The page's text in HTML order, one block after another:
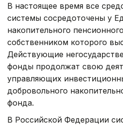
В настоящее время все
системы сосредоточены у
накопительного
собственником которого
Действующие
фонды продолжат свою
управляющих
добровольного
фонда.
В Российской Федерации